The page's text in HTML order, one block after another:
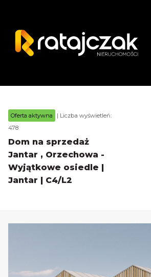
Oferta aktywna
| Liczba wyświetleń:
478
Dom na sprzedaż
Jantar , Orzechowa -
Wyjątkowe osiedle |
Jantar | C4/L2